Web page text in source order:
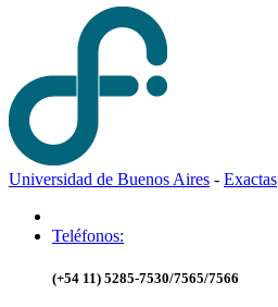
Universidad de Buenos Aires - Exactas
Teléfonos:
(+54 11) 5285-7530/7565/7566